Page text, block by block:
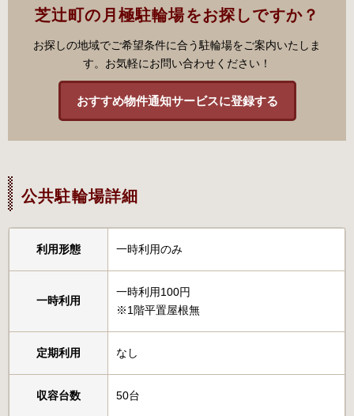
芝辻町の月極駐輪場をお探しですか？
お探しの地域でご希望条件に合う駐輪場をご案内いたしま
す。お気軽にお問い合わせください！
おすすめ物件通知サービスに登録する
公共駐輪場詳細
利用形態 一時利用のみ
一時利用
一時利用100円
※1階平置屋根無
定期利用 なし
収容台数 50台